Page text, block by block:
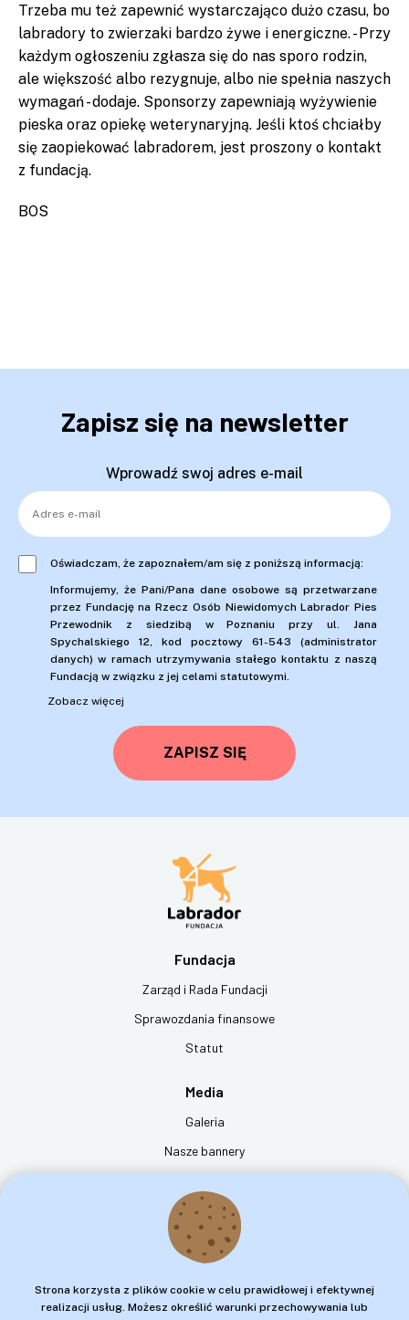
Trzeba mu też zapewnić wystarczająco dużo czasu, bo
labradory to zwierzaki bardzo żywe i energiczne. - Przy
każdym ogłoszeniu zgłasza się do nas sporo rodzin,
ale większość albo rezygnuje, albo nie spełnia naszych
wymagań - dodaje. Sponsorzy zapewniają wyżywienie
pieska oraz opiekę weterynaryjną. Jeśli ktoś chciałby
się zaopiekować labradorem, jest proszony o kontakt
z fundacją.
BOS
Zapisz się na newsletter
Wprowadź swoj adres e-mail
Oświadczam, że zapoznałem/am się z poniższą informacją:
Informujemy, że Pani/Pana dane osobowe są przetwarzane
przez Fundację na Rzecz Osób Niewidomych Labrador Pies
Przewodnik z siedzibą w Poznaniu przy ul. Jana
Spychalskiego 12, kod pocztowy 61-543 (administrator
danych) w ramach utrzymywania stałego kontaktu z naszą
Fundacją w związku z jej celami statutowymi.
Zobacz więcej
ZAPISZ SIĘ
Fundacja
Zarząd i Rada Fundacji
Sprawozdania finansowe
Statut
Media
Galeria
Nasze bannery
Kontakt
Fundacja na rzecz Osób Niewidomych Labrador - Pies Przewodnik
ul. Jana Spychalskiego 12
61-543 Poznań
Strona korzysta z plików cookie w celu prawidłowej i efektywnej
realizacji usług. Możesz określić warunki przechowywania lub